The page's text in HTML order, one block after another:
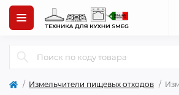
Измельчители пищевых отходов